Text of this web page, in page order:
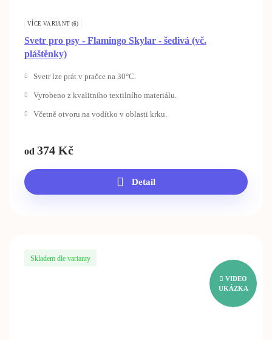
VÍCE VARIANT (6)
Svetr pro psy - Flamingo Skylar - šedivá (vč.
pláštěnky)
Svetr lze prát v pračce na 30°C.
Vyrobeno z kvalitního textilního materiálu.
Včetně otvoru na vodítko v oblasti krku.
od 374 Kč
Detail
VIDEO
UKÁZKA
Skladem dle varianty